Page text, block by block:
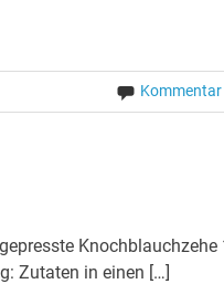
Knochblauchzehe
Zutaten in einen […]